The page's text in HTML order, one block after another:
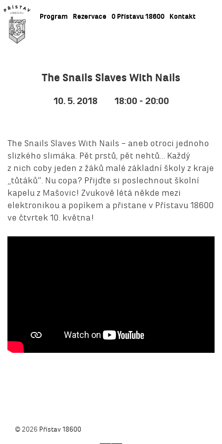
Program Rezervace O Přístavu 18600 Kontakt
The Snails Slaves With Nails
10. 5. 2018 18:00 - 20:00
The Snails Slaves With Nails – aneb otroci jednoho
slizkého slimáka. Pět prstů, pět nehtů… Každý
z nich coby jeden z žáků malé základní školy z kraje
„tůtáků“. Nu copa? Přijďte si poslechnout školní
kapelu z Mašovic! Zvukově létá někde mezi
elektronikou a popíkem a přistane v Přístavu 18600
ve čtvrtek 10. května!
© 2026 Přístav 18600